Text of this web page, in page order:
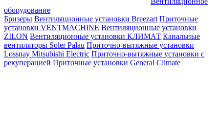
оборудование
Бризеры Вентиляционные установки Breezart Приточные
установки VENTMACHINE Вентиляционные установки
ZILON Вентиляционные установки КЛИМАТ Канальные
вентиляторы Soler Palau Приточно-вытяжные установки
Lossnay Mitsubishi Electric Приточно-вытяжные установки с
рекуперацией Приточные установки General Climate